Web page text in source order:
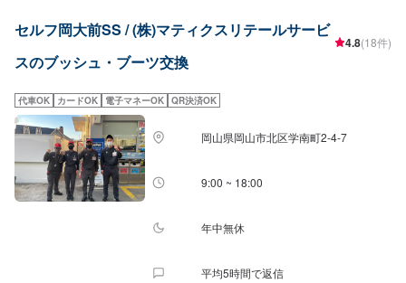
ーツ【軽自動車】［軽自動車（ワゴンR、ムーブ）］3,300円［軽自動車
RV（ジムニー、パジェロミニ）］3,300円【普通自動車】［コンパクトカー
小型自動車(５ナンバーヴィッツ、マーチ、フィット)］3,300円［３ナンバー
デッセイ、レガシー）］4,400円［１BOX（エスティマ、デリカ）］4,400円
［SUVクロカン（ハイラックス、パジェロ）］4,400円【その他】［外車ゴル
フベンツ（BMW、ジャガー）］要見積［その他ハイブリット（ハイドロブー
スター付き）］要見積⚫︎ロアーアームポールジョイントブーツ【軽自動車】
［軽自動車（ワゴンR、ムーブ）］6,600円［軽自動車RV（ジムニー、パジ
ェロミニ）］6,600円【普通自動車】［コンパクトカー小型自動車(５ナンバ
ーヴィッツ、マーチ、フィット)］6,600円［３ナンバー中型・大型自動車
ー）］8,800円［１BOX（エスティマ、デリカ）］8,800円［SUVクロカン
き）］要見積⚫︎スタビライザーリンク【軽自動車】［軽自動車（ワゴンR、ム
セルフ岡大前SS / (株)マティクスリテールサービ
スのブッシュ・ブーツ交換
4.8(18件)
代車OK カードOK 電子マネーOK QR決済OK
岡山県岡山市北区学南町2-4-7
9:00 ~ 18:00
年中無休
平均5時間で返信